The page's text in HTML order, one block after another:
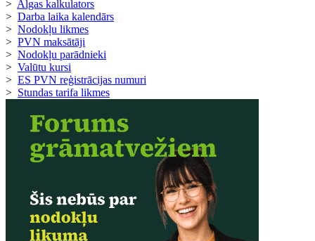
> Algas kalkulators
> Darba laika kalendārs
> Nodokļu likmes
> PVN maksātāji
> Nodokļu parādnieki
> Valūtu kursi
> ES PVN reģistrācijas numuri
> Stundas tarifa likmes